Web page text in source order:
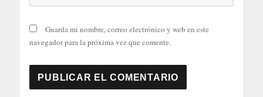
Guarda mi nombre, correo electrónico y web en este
navegador para la próxima vez que comente.